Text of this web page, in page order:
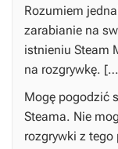
Rozumiem
zarabianie na
istnieniu Steam
na rozgrywkę.
Mogę pogodzić
Steama. Nie
rozgrywki z tego